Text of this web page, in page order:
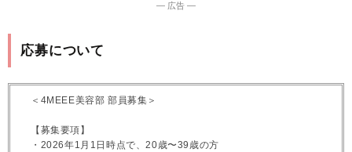
― 広告 ―
応募について
＜4MEEE美容部 部員募集＞
【募集要項】
・2026年1月1日時点で、20歳〜39歳の方